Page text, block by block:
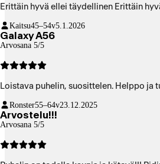
Erittäin hyvä ellei täydellinen Erittäin
Kaitsu45–54v5.1.2026
Galaxy A56
Arvosana 5/5
Loistava puhelin, suosittelen. Helppo ja
Ronster55–64v23.12.2025
Arvostelu!!!
Arvosana 5/5